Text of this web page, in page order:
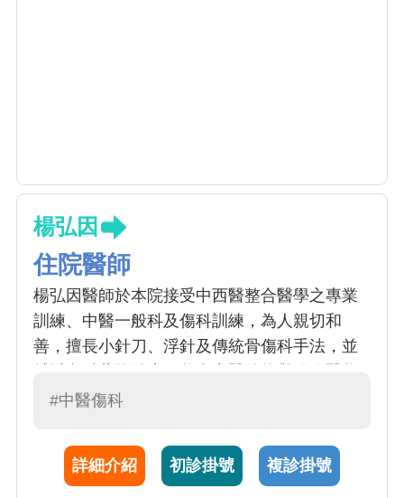
楊弘因
住院醫師
楊弘因醫師於本院接受中西醫整合醫學之專業
訓練、中醫一般科及傷科訓練，為人親切和
善，擅長小針刀、浮針及傳統骨傷科手法，並
理念，針對急慢性疼痛、頭面部疾病、腰椎疾
能，並重視居家運動及生活調整，協助患者恢
復活動能力與提升生活品質。
#中醫傷科
詳細介紹 初診掛號 複診掛號